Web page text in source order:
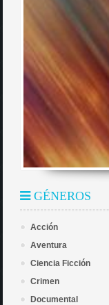
GÉNEROS
Acción
Aventura
Ciencia Ficción
Crimen
Documental